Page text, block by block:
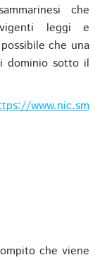
che
leggi e
che una
dominio sotto il
www.nic.sm
che viene